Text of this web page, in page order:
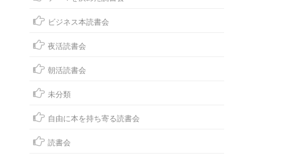
ビジネス本読書会
夜活読書会
朝活読書会
未分類
自由に本を持ち寄る読書会
読書会